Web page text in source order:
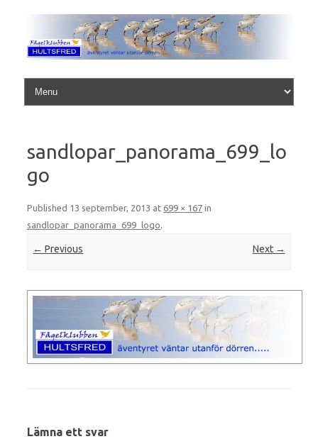
Skip to content
sandlopar_panorama_699_lo
go
Published 13 september, 2013 at 699 × 167 in
sandlopar_panorama_699_logo
← Previous Next →
Lämna ett svar